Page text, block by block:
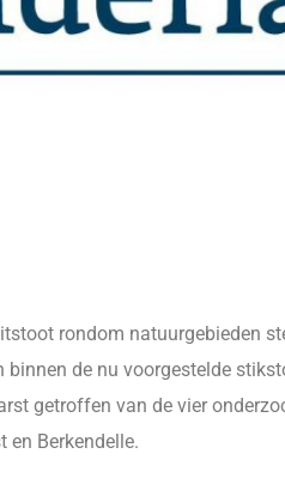
rondom natuurgebieden
de nu voorgestelde
getroffen van de vier
en Berkendelle.